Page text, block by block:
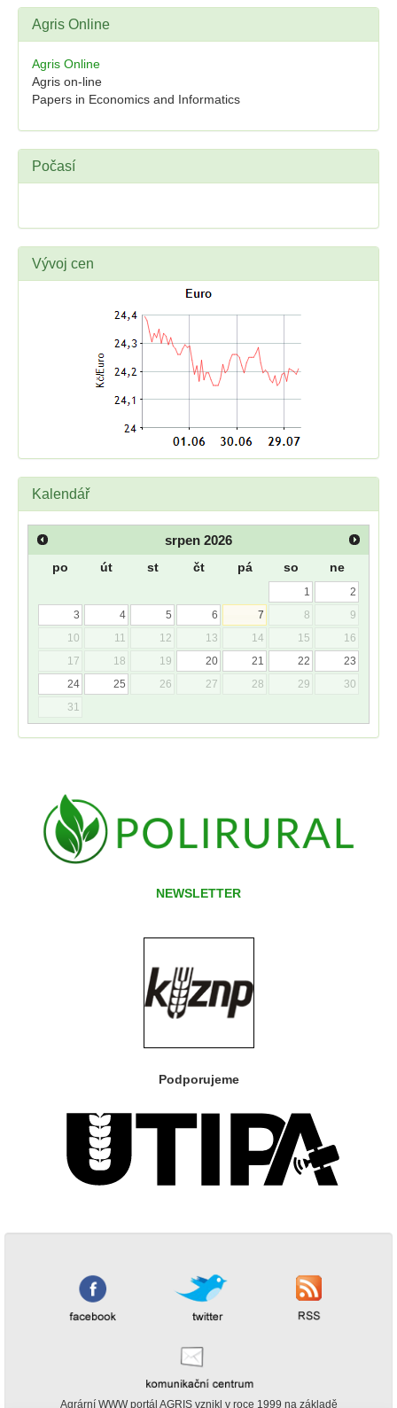
Agris Online
Agris Online
Agris on-line
Papers in Economics and Informatics
Počasí
Vývoj cen
Kalendář
srpen 2026
po út st čt pá so ne
1
2
3
4 5 6 7 8
9
10
11 12 13 14 15
16
17
18 19 20 21 22
23
24
25 26 27 28 29
30
31
NEWSLETTER
Podporujeme
Agrární WWW portál AGRIS vznikl v roce 1999 na základě